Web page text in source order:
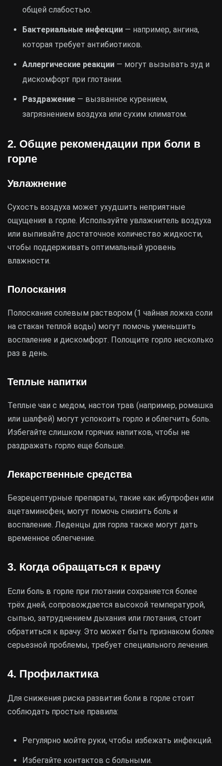
общей слабостью.
Бактериальные инфекции — например, ангина,
которая требует антибиотиков.
Аллергические реакции — могут вызывать зуд и
дискомфорт при глотании.
Раздражение — вызванное курением,
загрязнением воздуха или сухим климатом.
2. Общие рекомендации при боли в
горле
Увлажнение
Сухость воздуха может ухудшить неприятные
ощущения в горле. Используйте увлажнитель воздуха
или выпивайте достаточное количество жидкости,
чтобы поддерживать оптимальный уровень
влажности.
Полоскания
Полоскания солевым раствором (1 чайная ложка соли
на стакан теплой воды) могут помочь уменьшить
воспаление и дискомфорт. Полощите горло несколько
раз в день.
Теплые напитки
Теплые чаи с медом, настои трав (например, ромашка
или шалфей) могут успокоить горло и облегчить боль.
Избегайте слишком горячих напитков, чтобы не
раздражать горло еще больше.
Лекарственные средства
Безрецептурные препараты, такие как ибупрофен или
ацетаминофен, могут помочь снизить боль и
воспаление. Леденцы для горла также могут дать
временное облегчение.
3. Когда обращаться к врачу
Если боль в горле при глотании сохраняется более
трёх дней, сопровождается высокой температурой,
сыпью, затруднением дыхания или глотания, стоит
обратиться к врачу. Это может быть признаком более
серьезной проблемы, требует специального лечения.
4. Профилактика
Для снижения риска развития боли в горле стоит
соблюдать простые правила:
Регулярно мойте руки, чтобы избежать инфекций.
Избегайте контактов с больными.